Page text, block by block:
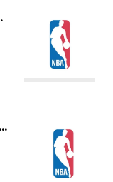
주행기 240일차 (2021.08.19)